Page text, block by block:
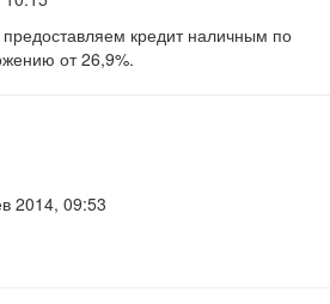
кредит наличным по
от 26,9%.
2014, 09:53